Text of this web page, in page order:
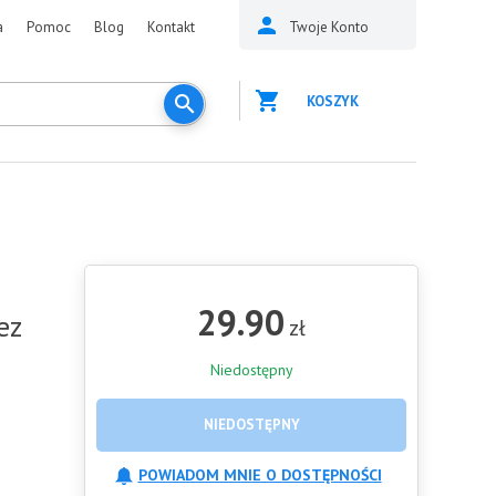
Pomoc Blog Kontakt Twoje Konto
KOSZYK
29.90 zł
Niedostępny
NIEDOSTĘPNY
POWIADOM MNIE O DOSTĘPNOŚCI